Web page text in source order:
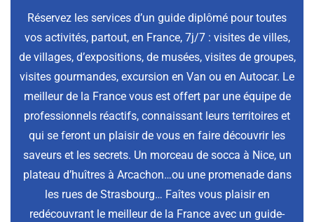
Réservez les services d’un guide diplômé pour toutes
vos activités, partout, en France, 7j/7 : visites de villes,
de villages, d’expositions, de musées, visites de groupes,
visites gourmandes, excursion en Van ou en Autocar. Le
meilleur de la France vous est offert par une équipe de
professionnels réactifs, connaissant leurs territoires et
qui se feront un plaisir de vous en faire découvrir les
saveurs et les secrets. Un morceau de socca à Nice, un
plateau d’huîtres à Arcachon…ou une promenade dans
les rues de Strasbourg… Faîtes vous plaisir en
redécouvrant le meilleur de la France avec un guide-